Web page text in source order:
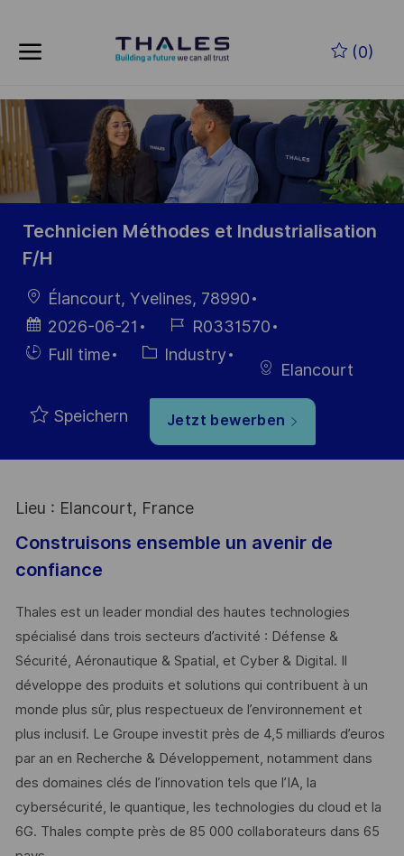
(0)
-
Technicien Méthodes et Industrialisation
F/H
Ort
Élancourt, Yvelines, 78990
Datum der
Veröffentlichung
2026-06-21
Job-
ID
R0331570
Einstellunngstyp
Full time Kategorie
Industry
Elancourt
Speichern Jetzt bewerben
Lieu : Elancourt, France
Construisons ensemble un avenir de
confiance
Thales est un leader mondial des hautes technologies
spécialisé dans trois secteurs d’activité : Défense &
Sécurité, Aéronautique & Spatial, et Cyber & Digital. Il
développe des produits et solutions qui contribuent à un
monde plus sûr, plus respectueux de l’environnement et
plus inclusif. Le Groupe investit près de 4,5 milliards d’euros
par an en Recherche & Développement, notamment dans
des domaines clés de l’innovation tels que l’IA, la
cybersécurité, le quantique, les technologies du cloud et la
6G. Thales compte près de 85 000 collaborateurs dans 65